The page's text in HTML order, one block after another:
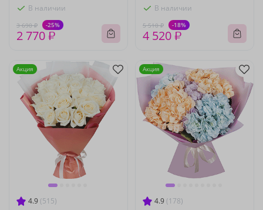
В наличии
3 690 ₽ -25%
2 770 ₽
В наличии
5 510 ₽ -18%
4 520 ₽
4.9 (515)
Акция
4.9 (178)
Акция